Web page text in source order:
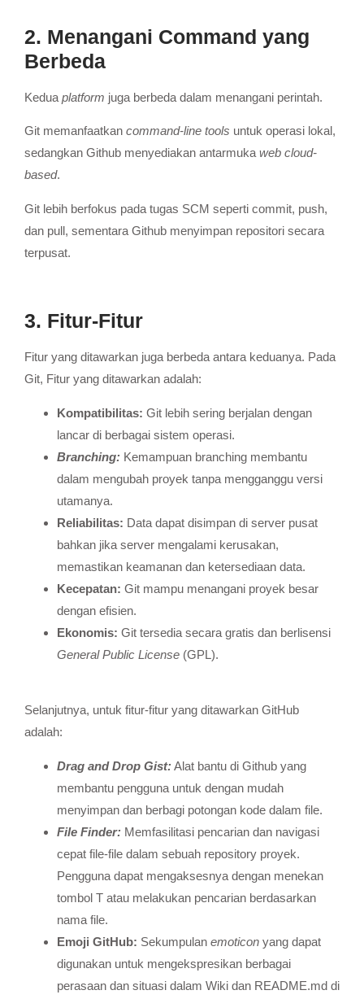
2. Menangani Command yang
Berbeda
Kedua platform juga berbeda dalam menangani perintah.
Git memanfaatkan command-line tools untuk operasi lokal,
sedangkan Github menyediakan antarmuka web cloud-
based.
Git lebih berfokus pada tugas SCM seperti commit, push,
dan pull, sementara Github menyimpan repositori secara
terpusat.
3. Fitur-Fitur
Fitur yang ditawarkan juga berbeda antara keduanya. Pada
Git, Fitur yang ditawarkan adalah:
Kompatibilitas: Git lebih sering berjalan dengan
lancar di berbagai sistem operasi.
Branching: Kemampuan branching membantu
dalam mengubah proyek tanpa mengganggu versi
utamanya.
Reliabilitas: Data dapat disimpan di server pusat
bahkan jika server mengalami kerusakan,
memastikan keamanan dan ketersediaan data.
Kecepatan: Git mampu menangani proyek besar
dengan efisien.
Ekonomis: Git tersedia secara gratis dan berlisensi
General Public License (GPL).
Selanjutnya, untuk fitur-fitur yang ditawarkan GitHub
adalah:
Drag and Drop Gist: Alat bantu di Github yang
membantu pengguna untuk dengan mudah
menyimpan dan berbagi potongan kode dalam file.
File Finder: Memfasilitasi pencarian dan navigasi
cepat file-file dalam sebuah repository proyek.
Pengguna dapat mengaksesnya dengan menekan
tombol T atau melakukan pencarian berdasarkan
nama file.
Emoji GitHub: Sekumpulan emoticon yang dapat
digunakan untuk mengekspresikan berbagai
perasaan dan situasi dalam Wiki dan README.md di